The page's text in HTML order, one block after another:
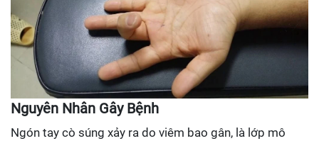
Nguyên Nhân Gây Bệnh
Ngón tay cò súng xảy ra do viêm bao gân, là lớp mô